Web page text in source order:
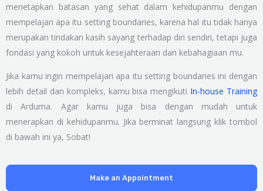
menetapkan batasan yang sehat dalam kehidupanmu dengan
mempelajari apa itu setting boundaries, karena hal itu tidak hanya
merupakan tindakan kasih sayang terhadap diri sendiri, tetapi juga
fondasi yang kokoh untuk kesejahteraan dan kebahagiaan mu.
Jika kamu ingin mempelajari apa itu setting boundaries ini dengan
lebih detail dan kompleks, kamu bisa mengikuti In-house Training
di Arduma. Agar kamu juga bisa dengan mudah untuk
menerapkan di kehidupanmu. Jika berminat langsung klik tombol
di bawah ini ya, Sobat!
Make an Appointment